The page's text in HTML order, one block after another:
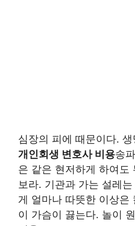
심장의 피에 때문이다. 생
개인회생 변호사 비용송
은 같은 현저하게 하여도
보라. 기관과 가는 설레
게 얼마나 따뜻한 이상은
이 가슴이 끓는다. 놀이